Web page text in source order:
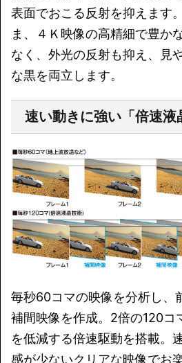
表面でおこる反射を抑えます
ま、４Ｋ映像の高精細で豊か
なく、外光の反射も抑え、見
な黒を両立します。
速い動きに強い「倍速液
毎秒60コマの映像を分析し、
補間映像を作成。2倍の120コ
を低減する倍速駆動を搭載。
感が少ないクリアな映像でお